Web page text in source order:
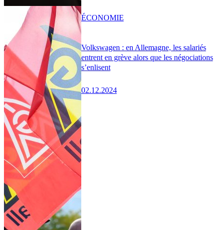
Volkswagen : en Allemagne, les salariés
entrent en grève alors que les négociations
s’enlisent
02.12.2024
ÉCONOMIE